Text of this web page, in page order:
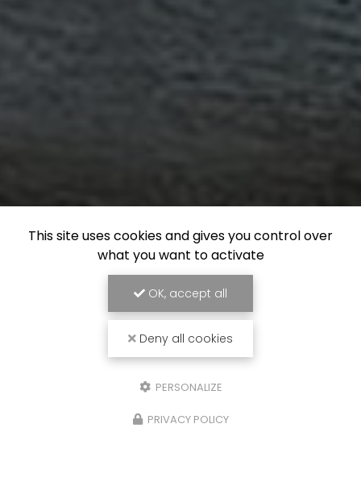
This site uses cookies and gives you control over
what you want to activate
OK, accept all
Deny all cookies
PERSONALIZE
PRIVACY POLICY